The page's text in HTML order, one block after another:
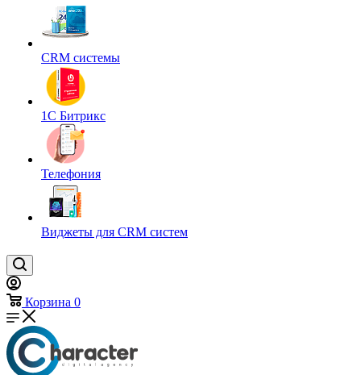
CRM системы
1С Битрикс
Телефония
Виджеты для CRM cистем
Корзина 0